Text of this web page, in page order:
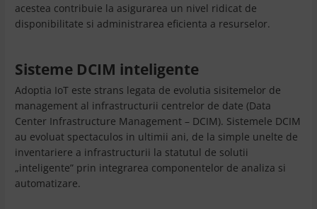
acestea contribuie la asigurarea un nivel ridicat de
disponibilitate si administrarea eficienta a resurselor.
Sisteme DCIM inteligente
Adoptia IoT este strans legata de evolutia sisitemelor de
management al infrastructurii centrelor de date (Data
Center Infrastructure Management – DCIM). Sistemele DCIM
au evoluat spectaculos in ultimii ani, de la simple unelte de
inventariere a infrastructurii la statutul de solutii
„inteligente” prin integrarea componentelor de analiza si
automatizare.